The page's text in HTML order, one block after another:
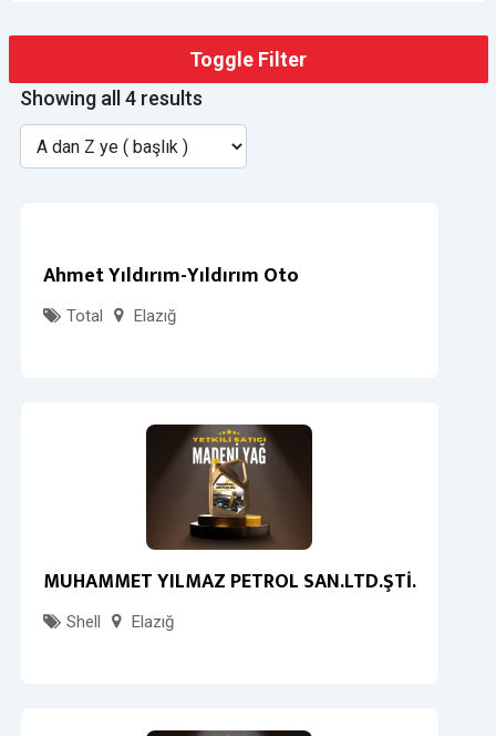
Showing all 4 results
Ahmet Yıldırım-Yıldırım Oto
Total Elazığ
MUHAMMET YILMAZ PETROL SAN.LTD.ŞTİ.
Shell Elazığ
Toggle Filter